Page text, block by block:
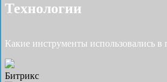
Технологии
Какие инструменты использовались в
Битрикс